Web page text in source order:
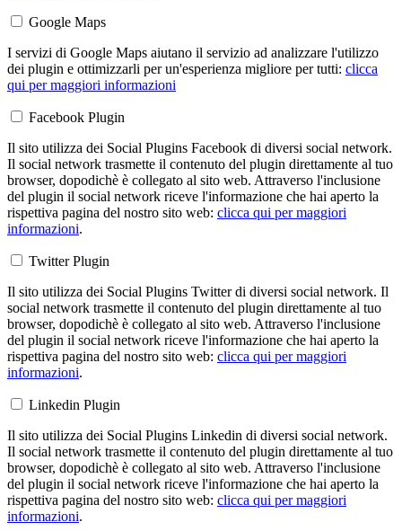
Google Maps
I servizi di Google Maps aiutano il servizio ad analizzare l'utilizzo
dei plugin e ottimizzarli per un'esperienza migliore per tutti: clicca
qui per maggiori informazioni
Facebook Plugin
Il sito utilizza dei Social Plugins Facebook di diversi social network.
Il social network trasmette il contenuto del plugin direttamente al tuo
browser, dopodichè è collegato al sito web. Attraverso l'inclusione
del plugin il social network riceve l'informazione che hai aperto la
rispettiva pagina del nostro sito web: clicca qui per maggiori
informazioni.
Twitter Plugin
Il sito utilizza dei Social Plugins Twitter di diversi social network. Il
social network trasmette il contenuto del plugin direttamente al tuo
browser, dopodichè è collegato al sito web. Attraverso l'inclusione
del plugin il social network riceve l'informazione che hai aperto la
rispettiva pagina del nostro sito web: clicca qui per maggiori
informazioni.
Linkedin Plugin
Il sito utilizza dei Social Plugins Linkedin di diversi social network.
Il social network trasmette il contenuto del plugin direttamente al tuo
browser, dopodichè è collegato al sito web. Attraverso l'inclusione
del plugin il social network riceve l'informazione che hai aperto la
rispettiva pagina del nostro sito web: clicca qui per maggiori
informazioni.